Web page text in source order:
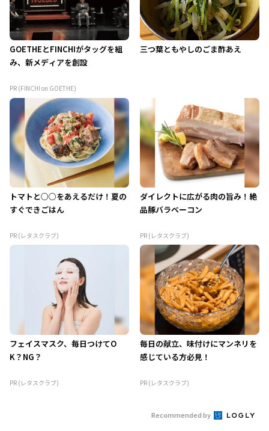
GOETHEとFINCHIがタッグを組
み、新メディアを創設
PR (FINCHI on GOETHE)
三つ葉ともやしのごま酢あえ
トマトと○○をあえるだけ！夏の
すぐできごはん
PR (レタスクラブ)
ダイレクトに広がる肉の旨み！絶
品豚バラベーコン
PR (レタスクラブ)
フェイスマスク、毎日つけてO
K？NG？
PR (レタスクラブ)
毎日の献立、味付けにマンネリを
感じている方必見！
PR (レタスクラブ)
Recommended by